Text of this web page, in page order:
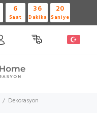
6
Saat
36
Dakika
20
Saniye
Dekorasyon